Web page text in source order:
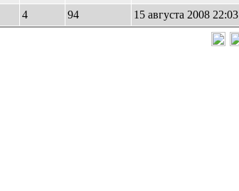
4 94
15 августа 2008 22:03